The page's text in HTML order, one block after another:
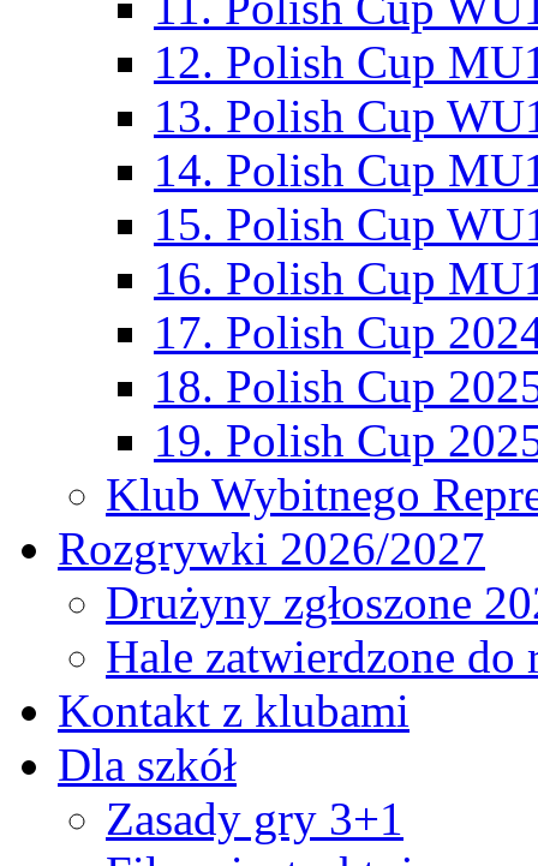
12. Polish Cup
13. Polish Cup
14. Polish Cup
15. Polish Cup
16. Polish Cup
17. Polish Cup
18. Polish Cup
19. Polish Cup
Klub Wybitnego
Rozgrywki 2026/2027
Drużyny zgłoszone
Hale zatwierdzone
Kontakt z klubami
Dla szkół
Zasady gry 3+1